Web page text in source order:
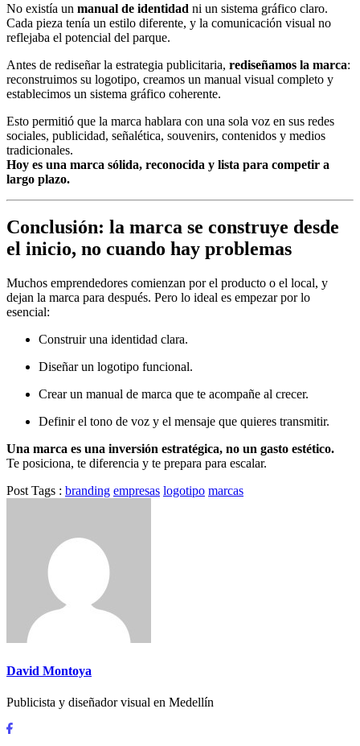
No existía un manual de identidad ni un sistema gráfico claro.
Cada pieza tenía un estilo diferente, y la comunicación visual no
reflejaba el potencial del parque.
Antes de rediseñar la estrategia publicitaria, rediseñamos la marca:
reconstruimos su logotipo, creamos un manual visual completo y
establecimos un sistema gráfico coherente.
Esto permitió que la marca hablara con una sola voz en sus redes
sociales, publicidad, señalética, souvenirs, contenidos y medios
tradicionales.
Hoy es una marca sólida, reconocida y lista para competir a
largo plazo.
Conclusión: la marca se construye desde
el inicio, no cuando hay problemas
Muchos emprendedores comienzan por el producto o el local, y
dejan la marca para después. Pero lo ideal es empezar por lo
esencial:
Construir una identidad clara.
Diseñar un logotipo funcional.
Crear un manual de marca que te acompañe al crecer.
Definir el tono de voz y el mensaje que quieres transmitir.
Una marca es una inversión estratégica, no un gasto estético.
Te posiciona, te diferencia y te prepara para escalar.
Post Tags : branding empresas logotipo marcas
David Montoya
Publicista y diseñador visual en Medellín